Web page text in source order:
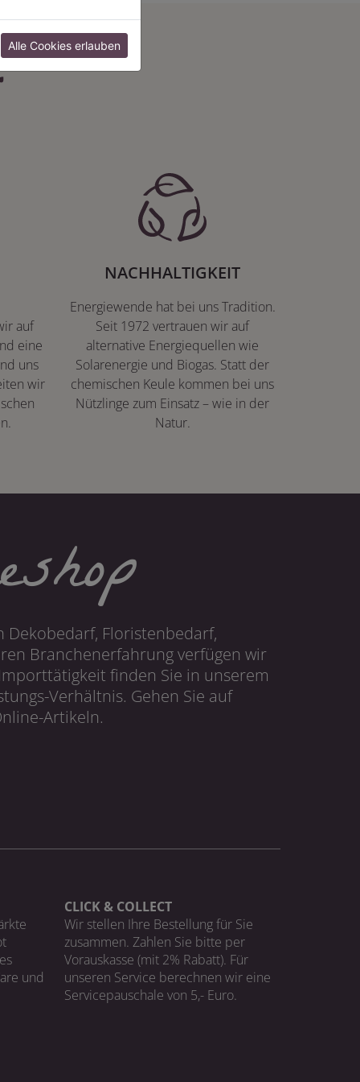
auf
eine
uns
wir
NACHHALTIGKEIT
Energiewende hat bei uns Tradition.
Seit 1972 vertrauen wir auf
alternative Energiequellen wie
Solarenergie und Biogas. Statt der
chemischen Keule kommen bei uns
Nützlinge zum Einsatz – wie in der
Natur.
Floristenbedarf,
Branchenerfahrung verfügen wir
finden Sie in unserem
Verhältnis. Gehen Sie auf
Artikeln.
und
CLICK & COLLECT
Wir stellen Ihre Bestellung für Sie
zusammen. Zahlen Sie bitte per
Vorauskasse (mit 2% Rabatt). Für
unseren Service berechnen wir eine
Servicepauschale von 5,- Euro.
Alle Cookies erlauben